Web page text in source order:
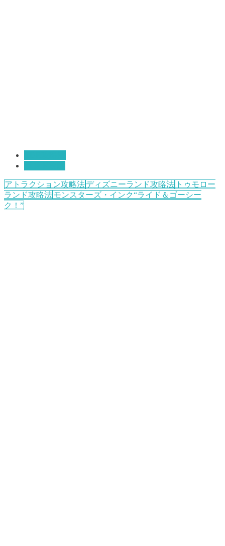
アトラクション攻略法ディズニーランド攻略法 トゥモロー
ランド攻略法モンスターズ・インク“ライド＆ゴーシー
ク！”